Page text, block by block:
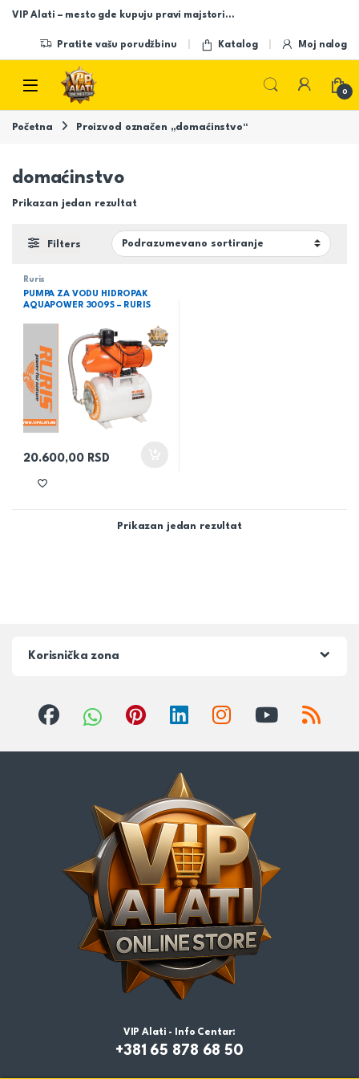
Skip to navigation
Skip to content
VIP Alati – mesto gde kupuju pravi majstori…
Pratite vašu porudžbinu Katalog Moj nalog
Open
0
Početna Proizvod označen „domaćinstvo“
domaćinstvo
Prikazan jedan rezultat
Filters
Ruris
PUMPA ZA VODU HIDROPAK
AQUAPOWER 3009S – RURIS
20.600,00 RSD
Prikazan jedan rezultat
Korisnička zona
VIP Alati - Info Centar:
+381 65 878 68 50